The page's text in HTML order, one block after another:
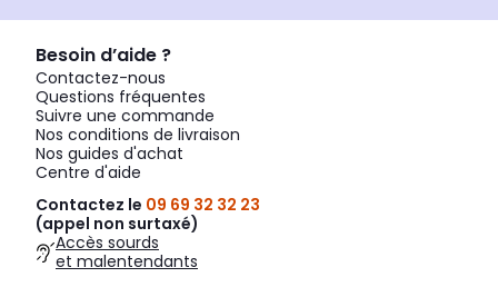
Besoin d’aide ?
Contactez-nous
Questions fréquentes
Suivre une commande
Nos conditions de livraison
Nos guides d'achat
Centre d'aide
Contactez le 09 69 32 32 23
(appel non surtaxé)
Accès sourds
et malentendants